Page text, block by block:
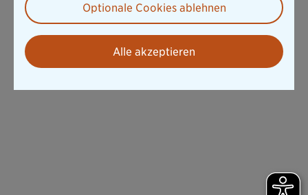
Optionale Cookies ablehnen
Alle akzeptieren